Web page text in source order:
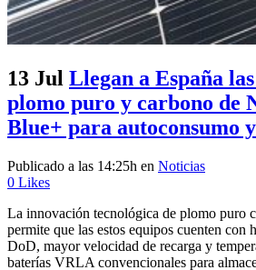
13 Jul Llegan a España
plomo puro y carbono de
Blue+ para autoconsumo
Publicado a las 14:25h en Noticias
0 Likes
La innovación tecnológica de plomo puro
permite que las estos equipos cuenten con
DoD, mayor velocidad de recarga y
baterías VRLA convencionales para